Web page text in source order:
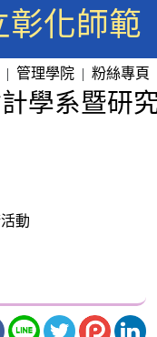
彰化師
| 管理學院 | 粉絲專頁
動